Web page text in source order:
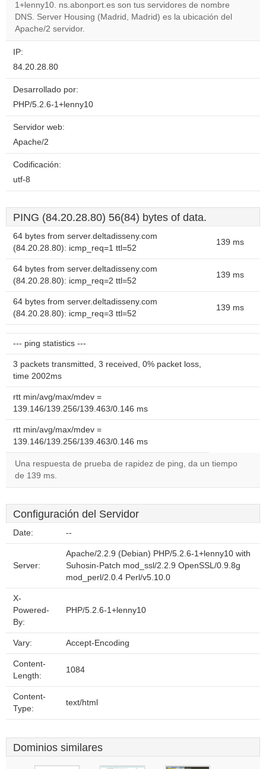
Do you
own this
OK
1+lenny10. ns.abonport.es son tus servidores de nombre
DNS. Server Housing (Madrid, Madrid) es la ubicación del
Apache/2 servidor.
IP:
84.20.28.80
Desarrollado por:
PHP/5.2.6-1+lenny10
Servidor web:
Apache/2
Codificación:
utf-8
PING (84.20.28.80) 56(84) bytes of data.
64 bytes from server.deltadisseny.com
(84.20.28.80): icmp_req=1 ttl=52
139 ms
64 bytes from server.deltadisseny.com
(84.20.28.80): icmp_req=2 ttl=52
139 ms
64 bytes from server.deltadisseny.com
(84.20.28.80): icmp_req=3 ttl=52
139 ms
--- ping statistics ---
3 packets transmitted, 3 received, 0% packet loss,
time 2002ms
rtt min/avg/max/mdev =
139.146/139.256/139.463/0.146 ms
rtt min/avg/max/mdev =
139.146/139.256/139.463/0.146 ms
Una respuesta de prueba de rapidez de ping, da un tiempo
de 139 ms.
Configuración del Servidor
Date: --
Server:
Apache/2.2.9 (Debian) PHP/5.2.6-1+lenny10 with
Suhosin-Patch mod_ssl/2.2.9 OpenSSL/0.9.8g
mod_perl/2.0.4 Perl/v5.10.0
X-
Powered-
By:
PHP/5.2.6-1+lenny10
Vary: Accept-Encoding
Content-
Length:
1084
Content-
Type:
text/html
Dominios similares